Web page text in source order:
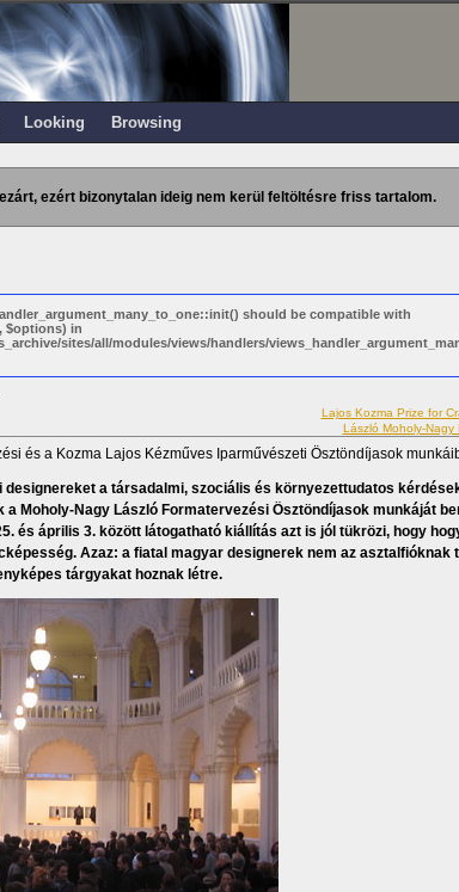
Looking Browsing
ezért bizonytalan ideig nem kerül feltöltésre friss tartalom.
should be compatible with
$options) in
sites/all/modules/views/handlers/
Lajos Kozma Prize for
László Moholy-Nagy
és a Kozma Lajos Kézműves Iparművészeti Ösztöndíjasok
designereket a társadalmi, szociális és környezettudatos
Moholy-Nagy László Formatervezési Ösztöndíjasok munkáját
és április 3. között látogatható kiállítás azt is jól tükrözi, hogy
Azaz: a fiatal magyar designerek nem az asztalfióknak
tárgyakat hoznak létre.